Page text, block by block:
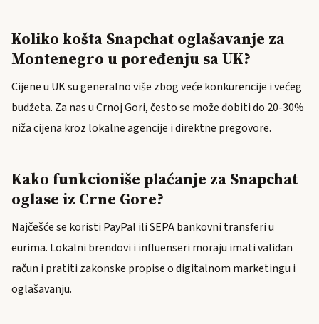
Koliko košta Snapchat oglašavanje za
Montenegro u poređenju sa UK?
Cijene u UK su generalno više zbog veće konkurencije i većeg
budžeta. Za nas u Crnoj Gori, često se može dobiti do 20-30%
niža cijena kroz lokalne agencije i direktne pregovore.
Kako funkcioniše plaćanje za Snapchat
oglase iz Crne Gore?
Najčešće se koristi PayPal ili SEPA bankovni transferi u
eurima. Lokalni brendovi i influenseri moraju imati validan
račun i pratiti zakonske propise o digitalnom marketingu i
oglašavanju.